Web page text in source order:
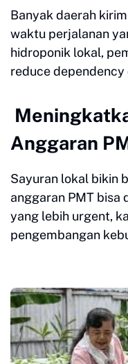
Banyak daerah
waktu perjalanan
hidroponik lokal,
reduce
Anggaran
Sayuran lokal bikin
anggaran PMT bisa
yang lebih urgent,
pengembangan